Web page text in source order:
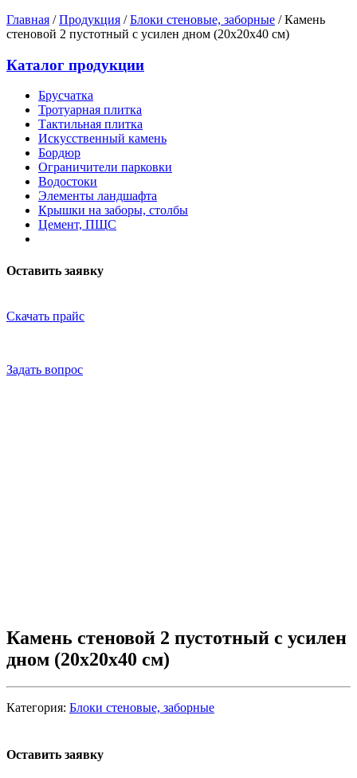
Главная /Продукция /Блоки стеновые, заборные /Камень
стеновой 2 пустотный с усилен дном (20х20х40 см)
Каталог продукции
Брусчатка
Тротуарная плитка
Тактильная плитка
Искусственный камень
Бордюр
Ограничители парковки
Водостоки
Элементы ландшафта
Крышки на заборы, столбы
Цемент, ПЩС
Оставить заявку
Скачать прайс
Задать вопрос
Камень стеновой 2 пустотный с усилен
дном (20х20х40 см)
Категория: Блоки стеновые, заборные
Оставить заявку